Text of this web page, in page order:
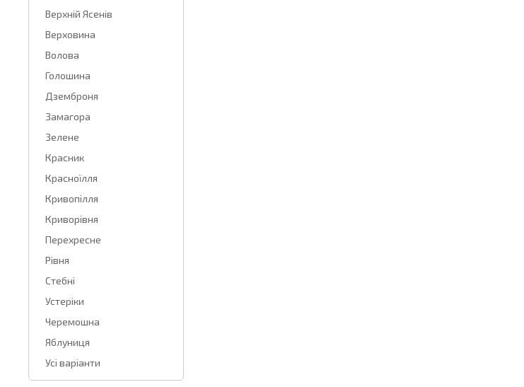
Верхній Ясенів
Верховина
Волова
Голошина
Дземброня
Замагора
Зелене
Красник
Красноїлля
Кривопілля
Криворівня
Перехресне
Рівня
Стебні
Устеріки
Черемошна
Яблуниця
Усі варіанти